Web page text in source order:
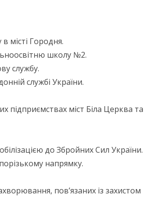
місті Городня.
школу №2.
службу.
службі України.
підприємствах міст Біла Церква та
до Збройних Сил України.
напрямку.
пов’язаних із захистом
Уповноважений
Верховної Ради
України з прав людини
проводить опитування